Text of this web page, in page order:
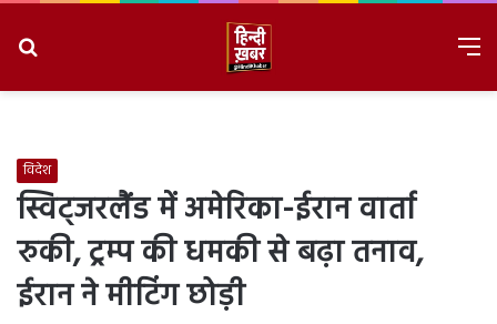
विदेश
स्विट्जरलैंड में अमेरिका-ईरान वार्ता
रुकी, ट्रम्प की धमकी से बढ़ा तनाव,
ईरान ने मीटिंग छोड़ी